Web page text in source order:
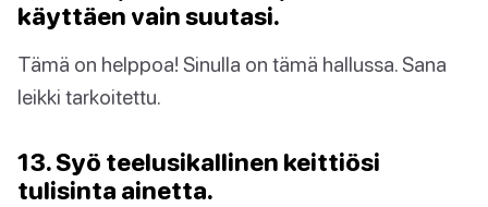
käyttäen vain suutasi.
Tämä on helppoa! Sinulla on tämä hallussa. Sana
leikki tarkoitettu.
13. Syö teelusikallinen keittiösi
tulisinta ainetta.